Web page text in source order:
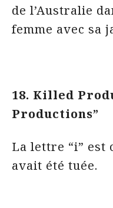
de l’Australie
femme avec sa
18. Killed
Productions”
La lettre “i” est
avait été tuée.